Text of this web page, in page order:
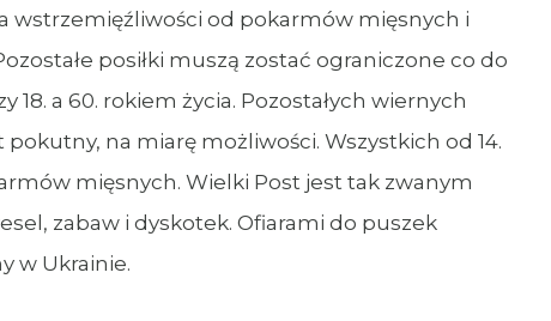
wstrzemięźliwości od pokarmów mięsnych i
posiłki muszą zostać ograniczone co do
18. a 60. rokiem życia. Pozostałych wiernych
na miarę możliwości. Wszystkich od 14.
mięsnych. Wielki Post jest tak zwanym
zabaw i dyskotek. Ofiarami do puszek
w Ukrainie.